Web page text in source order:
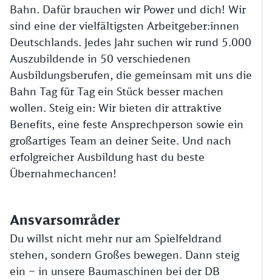
Bahn. Dafür brauchen wir Power und dich! Wir
sind eine der vielfältigsten Arbeitgeber:innen
Deutschlands. Jedes Jahr suchen wir rund 5.000
Auszubildende in 50 verschiedenen
Ausbildungsberufen, die gemeinsam mit uns die
Bahn Tag für Tag ein Stück besser machen
wollen. Steig ein: Wir bieten dir attraktive
Benefits, eine feste Ansprechperson sowie ein
großartiges Team an deiner Seite. Und nach
erfolgreicher Ausbildung hast du beste
Übernahmechancen!
Ansvarsområder
Du willst nicht mehr nur am Spielfeldrand
stehen, sondern Großes bewegen. Dann steig
ein – in unsere Baumaschinen bei der DB